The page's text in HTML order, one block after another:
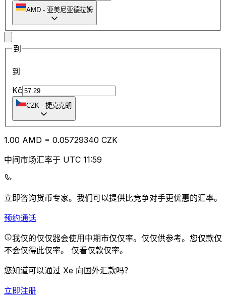
AMD - 亚美尼亚德拉姆
到
到
Kč
CZK - 捷克克朗
1.00 AMD = 0.05729340 CZK
中间市场汇率于 UTC 11:59
立即咨询货币专家。 我们可以提供比竞争对手更优惠的汇率。
预约通话
我仅的仅仅器会使用中期市仅仅率。仅仅供参考。您仅款仅
不会仅得此仅率。 仅看仅款仅率。
您知道可以通过 Xe 向国外汇款吗？
立即注册